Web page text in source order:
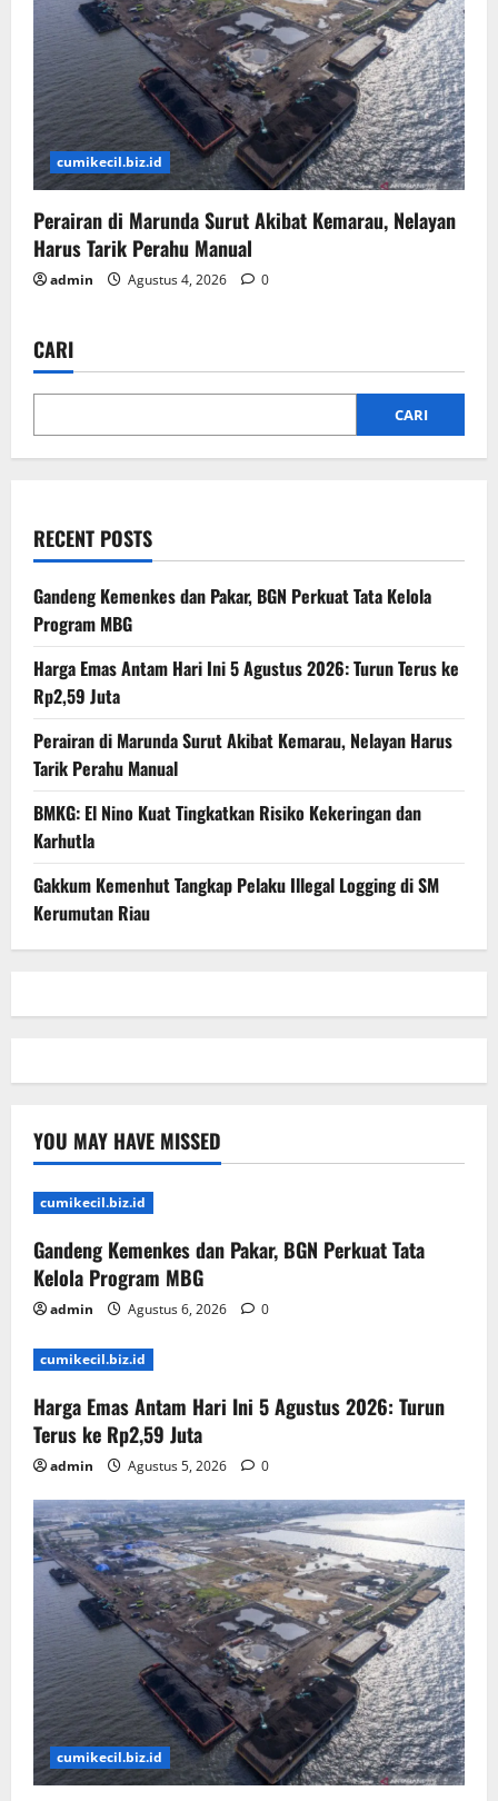
cumikecil.biz.id
Perairan di Marunda Surut Akibat Kemarau, Nelayan
Harus Tarik Perahu Manual
admin Agustus 4, 2026 0
CARI
CARI
RECENT POSTS
Gandeng Kemenkes dan Pakar, BGN Perkuat Tata Kelola
Program MBG
Harga Emas Antam Hari Ini 5 Agustus 2026: Turun Terus ke
Rp2,59 Juta
Perairan di Marunda Surut Akibat Kemarau, Nelayan Harus
Tarik Perahu Manual
BMKG: El Nino Kuat Tingkatkan Risiko Kekeringan dan
Karhutla
Gakkum Kemenhut Tangkap Pelaku Illegal Logging di SM
Kerumutan Riau
YOU MAY HAVE MISSED
cumikecil.biz.id
Gandeng Kemenkes dan Pakar, BGN Perkuat Tata
Kelola Program MBG
admin Agustus 6, 2026 0
cumikecil.biz.id
Harga Emas Antam Hari Ini 5 Agustus 2026: Turun
Terus ke Rp2,59 Juta
admin Agustus 5, 2026 0
cumikecil.biz.id